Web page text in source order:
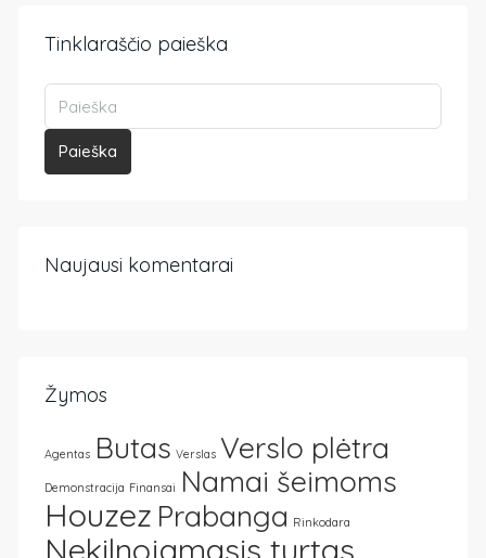
Tinklaraščio paieška
Paieška
Naujausi komentarai
Žymos
Agentas Butas Verslas Verslo plėtra
Demonstracija Finansai Namai šeimoms
Houzez Prabanga Rinkodara
Nekilnojamasis turtas